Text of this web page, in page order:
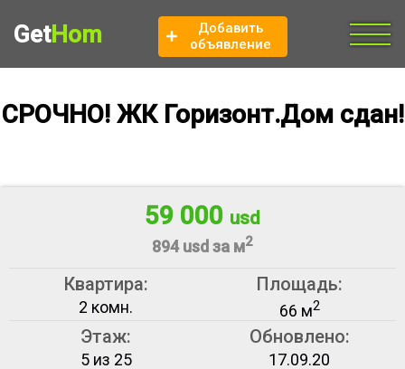
GetHom
Добавить
объявление
СРОЧНО! ЖК Горизонт.Дом сдан!
59 000 usd
894 usd за м2
Квартира:
2 комн.
Площадь:
66 м2
Этаж:
5 из 25
Обновлено:
17.09.20